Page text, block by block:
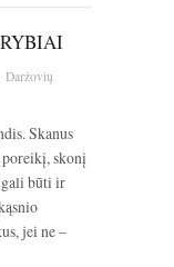
Daržovių
Skanus
skonį
gali būti ir
jei ne –